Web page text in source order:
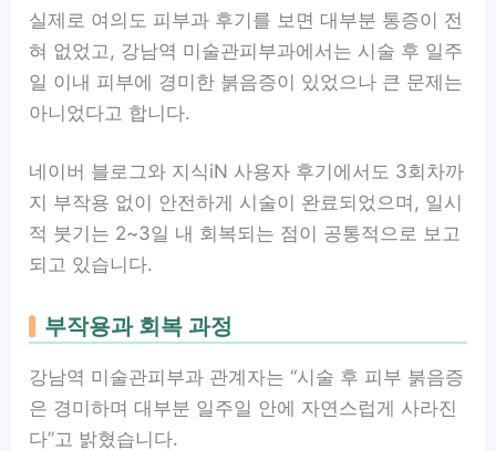
실제로 여의도 피부과 후기를 보면 대부분 통증이 전
혀 없었고, 강남역 미술관피부과에서는 시술 후 일주
일 이내 피부에 경미한 붉음증이 있었으나 큰 문제는
아니었다고 합니다.
네이버 블로그와 지식iN 사용자 후기에서도 3회차까
지 부작용 없이 안전하게 시술이 완료되었으며, 일시
적 붓기는 2~3일 내 회복되는 점이 공통적으로 보고
되고 있습니다.
부작용과 회복 과정
강남역 미술관피부과 관계자는 “시술 후 피부 붉음증
은 경미하며 대부분 일주일 안에 자연스럽게 사라진
다”고 밝혔습니다.